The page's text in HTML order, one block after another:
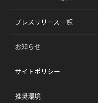
プレスリリース一覧
お知らせ
サイトポリシー
推奨環境